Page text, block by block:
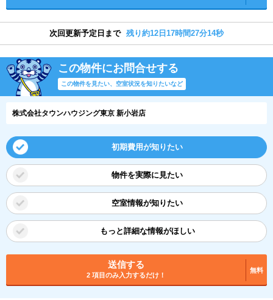
次回更新予定日まで 残り約12日17時間27分14秒
この物件にお問合せする
この物件を見たい、空室状況を知りたいなど
株式会社タウンハウジング東京 新小岩店
初期費用が知りたい
物件を実際に見たい
空室情報が知りたい
もっと詳細な情報がほしい
送信する
2 項目のみ入力するだけ！
無料